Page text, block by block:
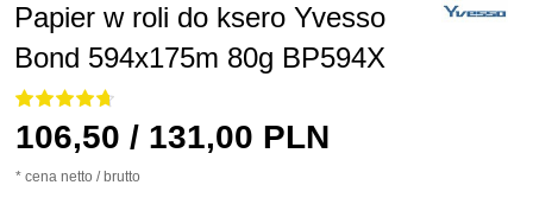
Papier w roli do ksero Yvesso
Bond 594x175m 80g BP594X
106,50 / 131,00 PLN
* cena netto / brutto